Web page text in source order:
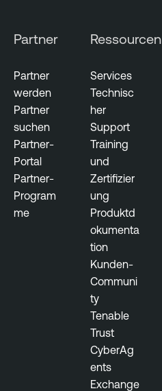
Partner
Partner
werden
Partner
suchen
Partner-
Portal
Partner-
Program
me
Ressourcen
Services
Technisc
her
Support
Training
und
Zertifizier
ung
Produktd
okumenta
tion
Kunden-
Communi
ty
Tenable
Trust
CyberAg
ents
Exchange